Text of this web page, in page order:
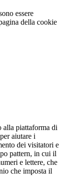
essere
della cookie
alla piattaforma di
aiutare i
dei visitatori e
pattern, in cui il
e lettere, che
che imposta il